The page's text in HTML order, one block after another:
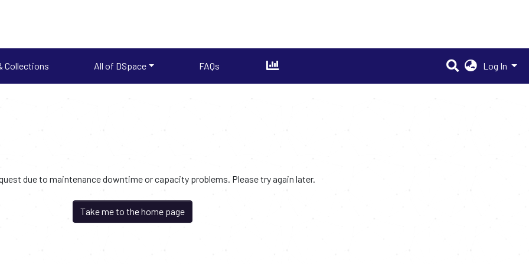
Collections All of DSpace FAQs Log In
due to maintenance downtime or capacity problems. Please try again later.
Take me to the home page